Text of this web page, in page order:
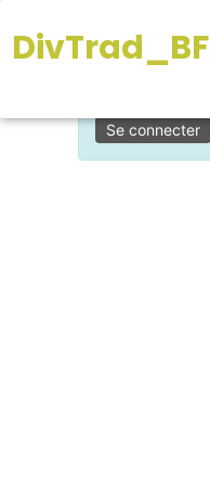
au
contenu
DivTrad_BF
Se connecter